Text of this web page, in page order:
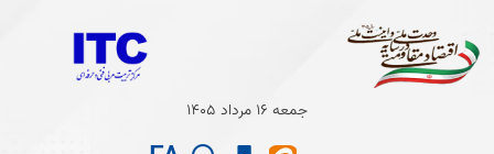
Open
جمعه 16 مرداد 1405